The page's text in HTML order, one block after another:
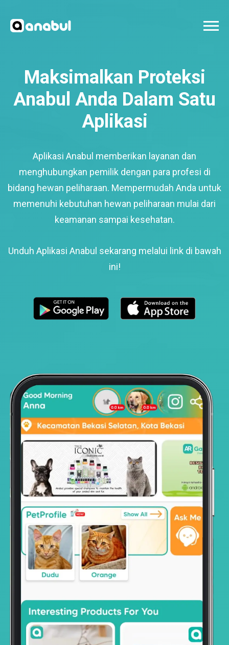
Maksimalkan Proteksi
Anabul Anda Dalam Satu
Aplikasi
Aplikasi Anabul memberikan layanan dan
menghubungkan pemilik dengan para profesi di
bidang hewan peliharaan. Mempermudah Anda untuk
memenuhi kebutuhan hewan peliharaan mulai dari
keamanan sampai kesehatan.
Unduh Aplikasi Anabul sekarang melalui link di bawah
ini!